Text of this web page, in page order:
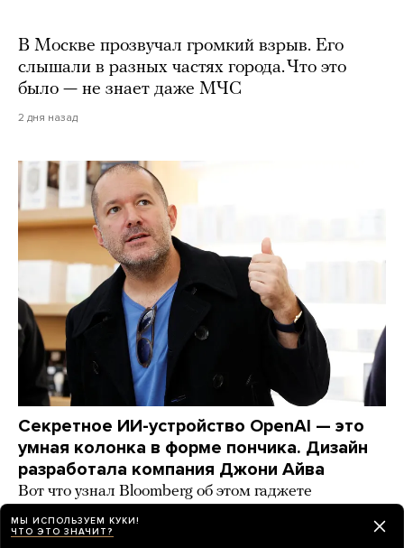
В Москве прозвучал громкий взрыв. Его
слышали в разных частях города. Что это
было — не знает даже МЧС
2 дня назад
Секретное ИИ-устройство OpenAI — это
умная колонка в форме пончика. Дизайн
разработала компания Джони Айва
Вот что узнал Bloomberg об этом гаджете
НОВОСТИ 2 дня назад
МЫ ИСПОЛЬЗУЕМ КУКИ!
ЧТО ЭТО ЗНАЧИТ?